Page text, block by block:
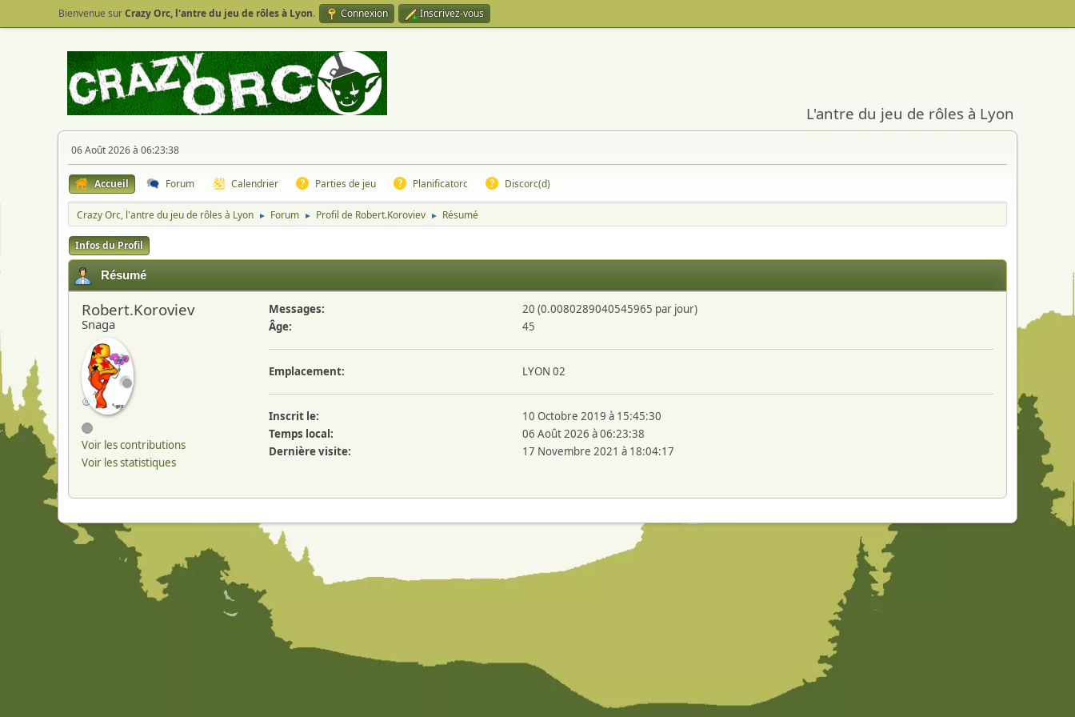
Bienvenue surCrazy Orc, l'antre du jeu de rôles à Lyon. Connexion Inscrivez-vous
L'antre du jeu de rôles à Lyon
06 Août 2026 à 06:23:38
Accueil Forum Calendrier Parties de jeu Planificatorc Discorc(d)
Crazy Orc, l'antre du jeu de rôles à Lyon ► Forum ► Profil de Robert.Koroviev ► Résumé
Infos du Profil
Résumé
Robert.Koroviev
Snaga
Voir les contributions
Voir les statistiques
Messages:
20 (0.0080289040545965 par jour)
Âge:
45
Emplacement: LYON 02
Inscrit le:
10 Octobre 2019 à 15:45:30
Temps local:
06 Août 2026 à 06:23:38
Dernière visite:
17 Novembre 2021 à 18:04:17